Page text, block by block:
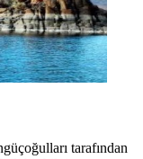
tarafından